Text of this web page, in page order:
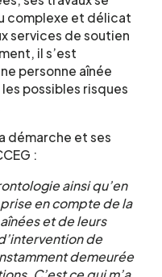
complexe et délicat
services de soutien
il s’est
personne aînée
possibles risques
démarche et ses
:
ainsi qu’en
en compte de la
et de leurs
de
demeurée